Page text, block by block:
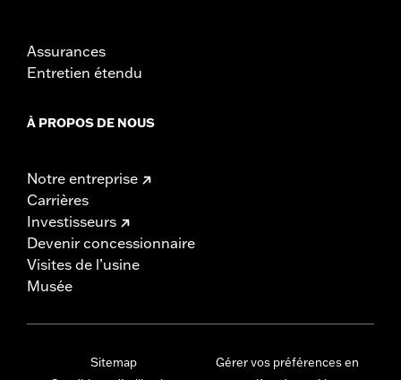
Assurances
Entretien étendu
À PROPOS DE NOUS
Notre entreprise
Carrières
Investisseurs
Devenir concessionnaire
Visites de l’usine
Musée
Sitemap
Gérer vos préférences en